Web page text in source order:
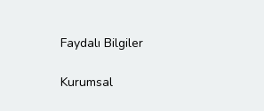
Faydalı Bilgiler
Kurumsal